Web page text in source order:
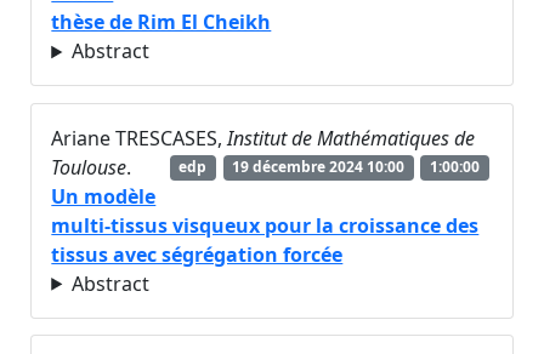
thèse de Rim El Cheikh
Abstract
Ariane TRESCASES,Institut de Mathématiques de
Toulouse. 1:00:00
19 décembre 2024 10:00
edp
Un modèle
multi-tissus visqueux pour la croissance des
tissus avec ségrégation forcée
Abstract